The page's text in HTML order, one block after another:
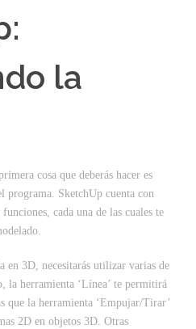
la
cosa que deberás hacer es
SketchUp cuenta con
cada una de las cuales te
en 3D, necesitarás utilizar varias de
la herramienta ‘Línea’ te permitirá
que la herramienta ‘Empujar/Tirar’
2D en objetos 3D. Otras